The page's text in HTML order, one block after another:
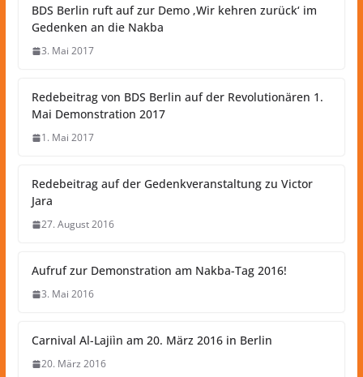
BDS Berlin ruft auf zur Demo ‚Wir kehren zurück‘ im
Gedenken an die Nakba
3. Mai 2017
Redebeitrag von BDS Berlin auf der Revolutionären 1.
Mai Demonstration 2017
1. Mai 2017
Redebeitrag auf der Gedenkveranstaltung zu Victor
Jara
27. August 2016
Aufruf zur Demonstration am Nakba-Tag 2016!
3. Mai 2016
Carnival Al-Lajiìn am 20. März 2016 in Berlin
20. März 2016